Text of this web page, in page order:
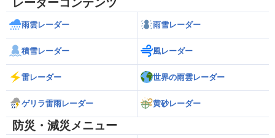
レーダーコンテンツ
雨雲レーダー 雨雪レーダー
積雪レーダー 風レーダー
雷レーダー 世界の雨雲レーダー
ゲリラ雷雨レーダー 黄砂レーダー
防災・減災メニュー